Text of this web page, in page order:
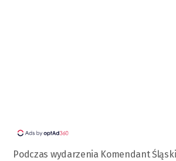
Podczas wydarzenia Komendant